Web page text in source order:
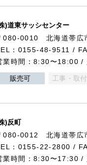
)道東サッシセンター
080-0010 北海道帯広
：0155-48-9511 /
業時間：8:30〜18:00 /
販売可 工事・取
)反町
080-0012 北海道帯広
：0155-22-2800 /
業時間：8:30〜17:30 /